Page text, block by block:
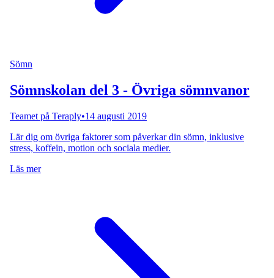
Sömn
Sömnskolan del 3 - Övriga sömnvanor
Teamet på Teraply•14 augusti 2019
Lär dig om övriga faktorer som påverkar din sömn, inklusive
stress, koffein, motion och sociala medier.
Läs mer